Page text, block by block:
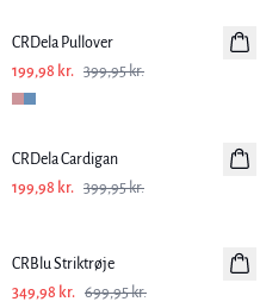
CRDela Pullover
199,98 kr. 399,95 kr.
-50%
CRDela Cardigan
199,98 kr. 399,95 kr.
CRBlu Striktrøje
349,98 kr. 699,95 kr.